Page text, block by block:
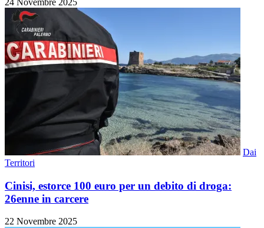
Dai
Territori
Cinisi, estorce 100 euro per un debito di droga:
26enne in carcere
22 Novembre 2025